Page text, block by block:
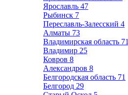
Ярославль 47
Рыбинск 7
Переславль-Залесский 4
Алматы 73
Владимирская область 71
Владимир 25
Ковров 8
Александров 8
Белгородская область 71
Белгород 29